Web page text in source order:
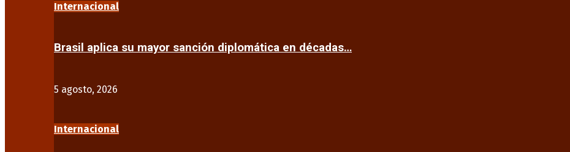
Internacional
Brasil aplica su mayor sanción diplomática en décadas…
5 agosto, 2026
Internacional